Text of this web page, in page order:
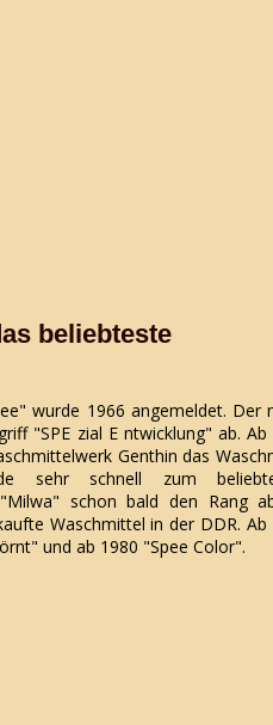
beliebteste
wurde 1966 angemeldet. Der
"SPE zial E ntwicklung" ab. Ab
Genthin das
sehr schnell zum
schon bald den Rang
Waschmittel in der DDR. Ab
und ab 1980 "Spee Color".